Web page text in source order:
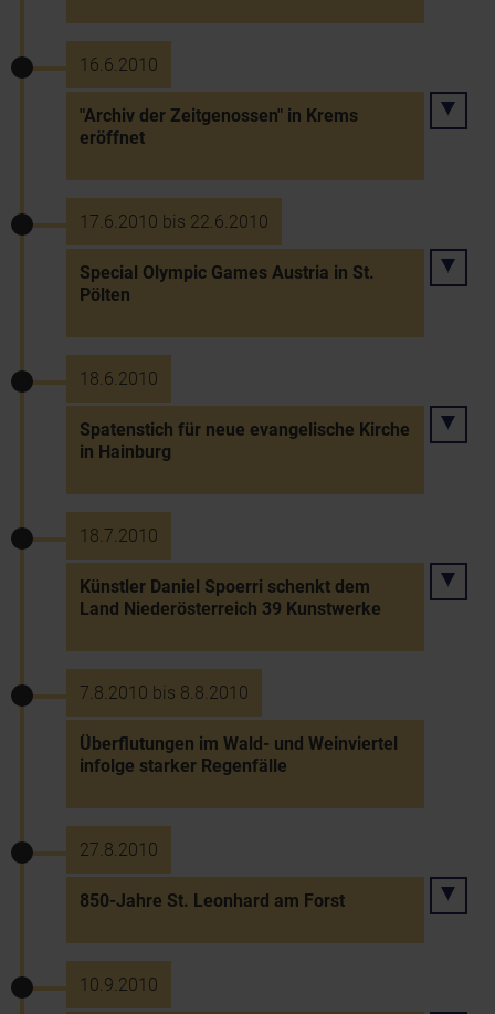
16.6.2010
"Archiv der Zeitgenossen" in Krems
eröffnet
17.6.2010 bis 22.6.2010
Special Olympic Games Austria in St.
Pölten
18.6.2010
Spatenstich für neue evangelische Kirche
in Hainburg
18.7.2010
Künstler Daniel Spoerri schenkt dem
Land Niederösterreich 39 Kunstwerke
7.8.2010 bis 8.8.2010
Überflutungen im Wald- und Weinviertel
infolge starker Regenfälle
27.8.2010
850-Jahre St. Leonhard am Forst
10.9.2010